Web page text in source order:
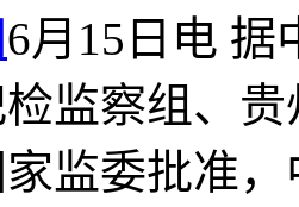
6月15日电 据
监察组、
监委批准